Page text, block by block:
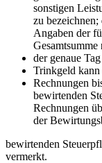
sonstigen
zu
Angaben der
der genaue
Trinkgeld kann
Rechnungen
bewirtenden
Rechnungen
der
bewirtenden
vermerkt.